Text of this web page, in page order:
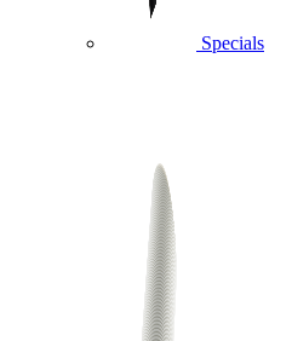
Specials